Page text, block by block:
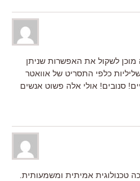
לשקול את האפשרות שניתן
כלפי התסריט של אוואטר
סנובים! אולי אלה פשוט אנשים
אמיתית ומשמעותית.